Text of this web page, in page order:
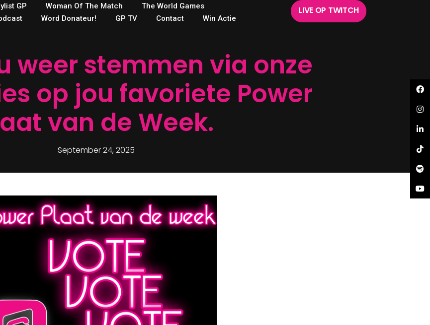
GP Woman Of The Match
The World Games
Word Donateur! GP TV Contact Win Actie
LIVE OP TWITCH
weer stemmen via onze
op jou favoriete Power
van de Week.
September 24, 2025